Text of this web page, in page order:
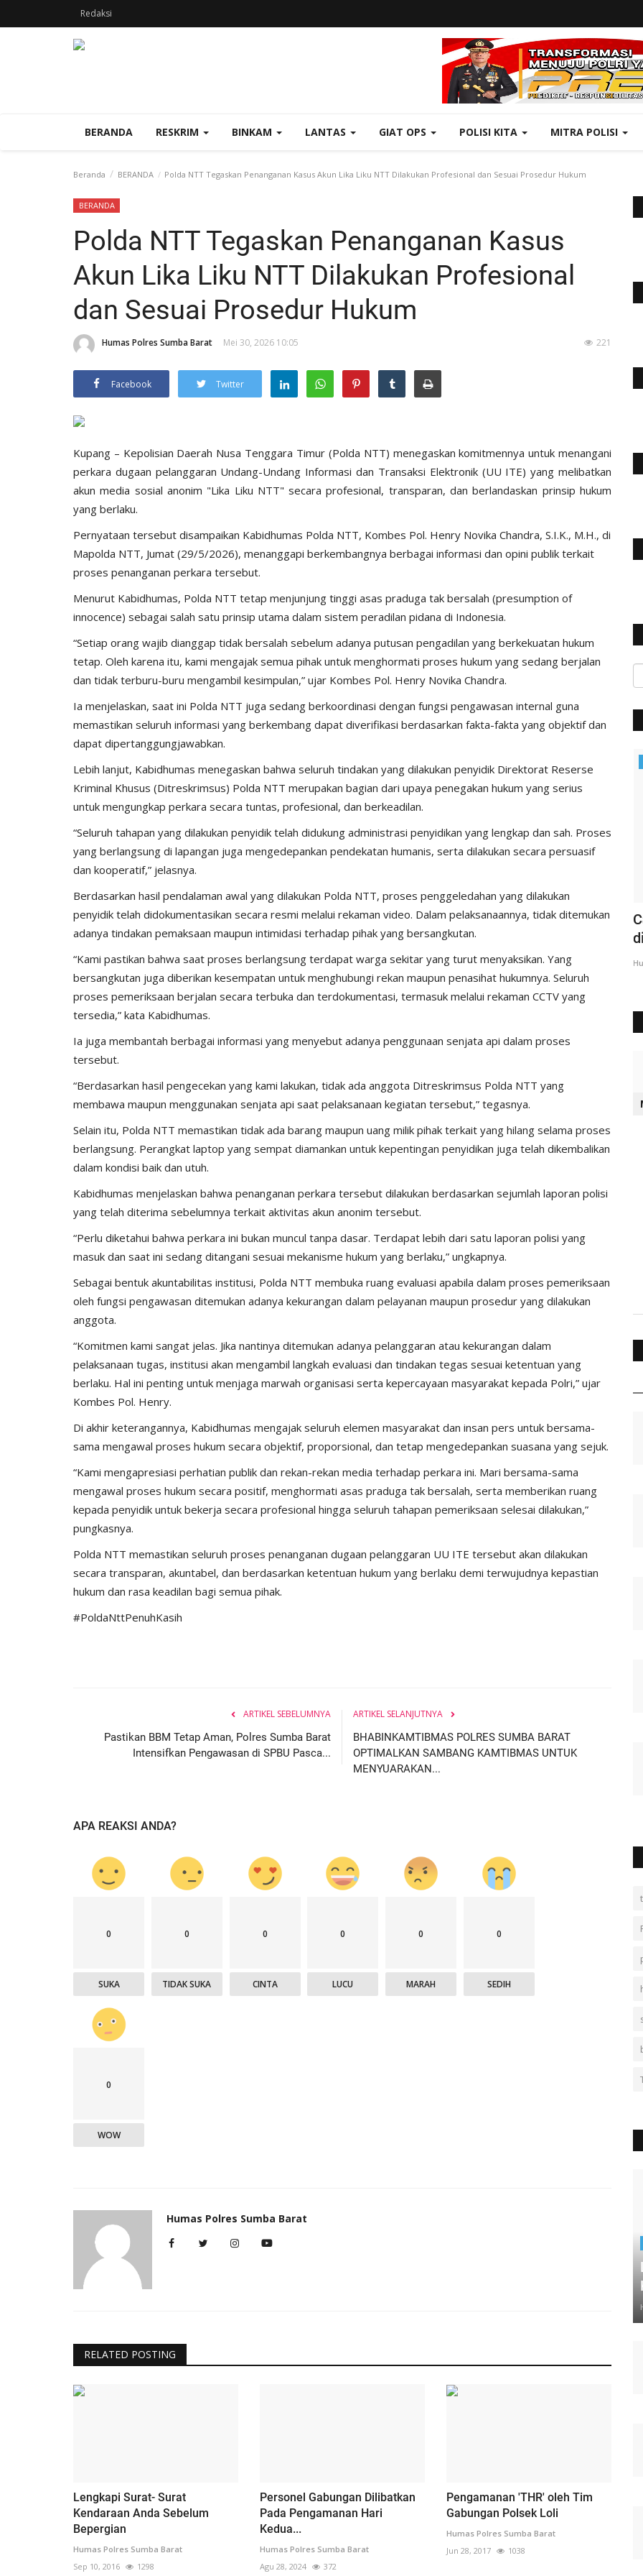
Redaksi
BERANDA RESKRIM BINKAM LANTAS GIAT OPS POLISI KITA MITRA POLISI
Beranda BERANDA Polda NTT Tegaskan Penanganan Kasus Akun Lika Liku NTT Dilakukan Profesional dan Sesuai Prosedur Hukum
BERANDA
Polda NTT Tegaskan Penanganan Kasus
Akun Lika Liku NTT Dilakukan Profesional
dan Sesuai Prosedur Hukum
Humas Polres Sumba Barat Mei 30, 2026 10:05 221
Facebook Twitter
Kupang – Kepolisian Daerah Nusa Tenggara Timur (Polda NTT) menegaskan komitmennya untuk menangani
perkara dugaan pelanggaran Undang-Undang Informasi dan Transaksi Elektronik (UU ITE) yang melibatkan
akun media sosial anonim "Lika Liku NTT" secara profesional, transparan, dan berlandaskan prinsip hukum
yang berlaku.
Pernyataan tersebut disampaikan Kabidhumas Polda NTT, Kombes Pol. Henry Novika Chandra, S.I.K., M.H., di
Mapolda NTT, Jumat (29/5/2026), menanggapi berkembangnya berbagai informasi dan opini publik terkait
proses penanganan perkara tersebut.
Menurut Kabidhumas, Polda NTT tetap menjunjung tinggi asas praduga tak bersalah (presumption of
innocence) sebagai salah satu prinsip utama dalam sistem peradilan pidana di Indonesia.
“Setiap orang wajib dianggap tidak bersalah sebelum adanya putusan pengadilan yang berkekuatan hukum
tetap. Oleh karena itu, kami mengajak semua pihak untuk menghormati proses hukum yang sedang berjalan
dan tidak terburu-buru mengambil kesimpulan,” ujar Kombes Pol. Henry Novika Chandra.
Ia menjelaskan, saat ini Polda NTT juga sedang berkoordinasi dengan fungsi pengawasan internal guna
memastikan seluruh informasi yang berkembang dapat diverifikasi berdasarkan fakta-fakta yang objektif dan
dapat dipertanggungjawabkan.
Lebih lanjut, Kabidhumas menegaskan bahwa seluruh tindakan yang dilakukan penyidik Direktorat Reserse
Kriminal Khusus (Ditreskrimsus) Polda NTT merupakan bagian dari upaya penegakan hukum yang serius
untuk mengungkap perkara secara tuntas, profesional, dan berkeadilan.
“Seluruh tahapan yang dilakukan penyidik telah didukung administrasi penyidikan yang lengkap dan sah. Proses
yang berlangsung di lapangan juga mengedepankan pendekatan humanis, serta dilakukan secara persuasif
dan kooperatif,” jelasnya.
Berdasarkan hasil pendalaman awal yang dilakukan Polda NTT, proses penggeledahan yang dilakukan
penyidik telah didokumentasikan secara resmi melalui rekaman video. Dalam pelaksanaannya, tidak ditemukan
adanya tindakan pemaksaan maupun intimidasi terhadap pihak yang bersangkutan.
“Kami pastikan bahwa saat proses berlangsung terdapat warga sekitar yang turut menyaksikan. Yang
bersangkutan juga diberikan kesempatan untuk menghubungi rekan maupun penasihat hukumnya. Seluruh
proses pemeriksaan berjalan secara terbuka dan terdokumentasi, termasuk melalui rekaman CCTV yang
tersedia,” kata Kabidhumas.
Ia juga membantah berbagai informasi yang menyebut adanya penggunaan senjata api dalam proses
tersebut.
“Berdasarkan hasil pengecekan yang kami lakukan, tidak ada anggota Ditreskrimsus Polda NTT yang
membawa maupun menggunakan senjata api saat pelaksanaan kegiatan tersebut,” tegasnya.
Selain itu, Polda NTT memastikan tidak ada barang maupun uang milik pihak terkait yang hilang selama proses
berlangsung. Perangkat laptop yang sempat diamankan untuk kepentingan penyidikan juga telah dikembalikan
dalam kondisi baik dan utuh.
Kabidhumas menjelaskan bahwa penanganan perkara tersebut dilakukan berdasarkan sejumlah laporan polisi
yang telah diterima sebelumnya terkait aktivitas akun anonim tersebut.
“Perlu diketahui bahwa perkara ini bukan muncul tanpa dasar. Terdapat lebih dari satu laporan polisi yang
masuk dan saat ini sedang ditangani sesuai mekanisme hukum yang berlaku,” ungkapnya.
Sebagai bentuk akuntabilitas institusi, Polda NTT membuka ruang evaluasi apabila dalam proses pemeriksaan
oleh fungsi pengawasan ditemukan adanya kekurangan dalam pelayanan maupun prosedur yang dilakukan
anggota.
“Komitmen kami sangat jelas. Jika nantinya ditemukan adanya pelanggaran atau kekurangan dalam
pelaksanaan tugas, institusi akan mengambil langkah evaluasi dan tindakan tegas sesuai ketentuan yang
berlaku. Hal ini penting untuk menjaga marwah organisasi serta kepercayaan masyarakat kepada Polri,” ujar
Kombes Pol. Henry.
Di akhir keterangannya, Kabidhumas mengajak seluruh elemen masyarakat dan insan pers untuk bersama-
sama mengawal proses hukum secara objektif, proporsional, dan tetap mengedepankan suasana yang sejuk.
“Kami mengapresiasi perhatian publik dan rekan-rekan media terhadap perkara ini. Mari bersama-sama
mengawal proses hukum secara positif, menghormati asas praduga tak bersalah, serta memberikan ruang
kepada penyidik untuk bekerja secara profesional hingga seluruh tahapan pemeriksaan selesai dilakukan,”
pungkasnya.
Polda NTT memastikan seluruh proses penanganan dugaan pelanggaran UU ITE tersebut akan dilakukan
secara transparan, akuntabel, dan berdasarkan ketentuan hukum yang berlaku demi terwujudnya kepastian
hukum dan rasa keadilan bagi semua pihak.
#PoldaNttPenuhKasih
ARTIKEL SEBELUMNYA
Pastikan BBM Tetap Aman, Polres Sumba Barat
Intensifkan Pengawasan di SPBU Pasca...
ARTIKEL SELANJUTNYA
BHABINKAMTIBMAS POLRES SUMBA BARAT
OPTIMALKAN SAMBANG KAMTIBMAS UNTUK
MENYUARAKAN...
APA REAKSI ANDA?
0
SUKA
0
TIDAK SUKA
0
CINTA
0
LUCU
0
MARAH
0
SEDIH
0
WOW
Humas Polres Sumba Barat
RELATED POSTING
Lengkapi Surat- Surat
Kendaraan Anda Sebelum
Bepergian
Humas Polres Sumba Barat
Sep 10, 2016
1298
Personel Gabungan Dilibatkan
Pada Pengamanan Hari
Kedua...
Humas Polres Sumba Barat
Agu 28, 2024
372
Pengamanan 'THR' oleh Tim
Gabungan Polsek Loli
Humas Polres Sumba Barat
Jun 28, 2017
1038
Arus Mudik TOYOTA FORTUNER PEMBAWA MAUT
Rangkaian Kunker | Kapolda NTT
Kunjungi Sekaligus Gelar...
Humas Polres Sumba Barat Mar 17, 2020 1319